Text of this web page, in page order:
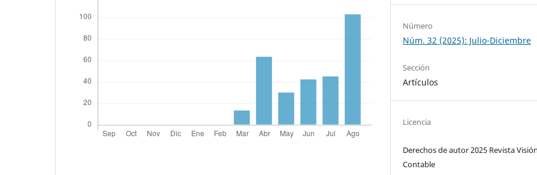
Número
Núm. 32 (2025): Julio-Diciembre
Sección
Artículos
Licencia
Derechos de autor 2025 Revista Visión
Contable